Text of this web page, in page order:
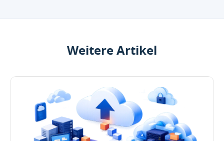
Weitere Artikel